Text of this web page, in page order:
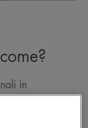
in
anche
stress, una